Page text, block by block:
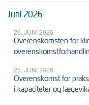
Juni 2026
26. JUNI 2026
Overenskomsten for
25. JUNI 2026
Overenskomst for
i kapaciteter og